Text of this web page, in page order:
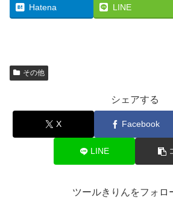
Hatena LINE
その他
シェアする
X Facebook
LINE
ツールきりんをフォロ